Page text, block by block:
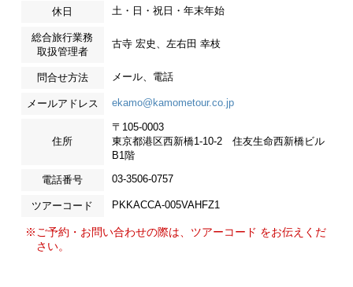
休日 土・日・祝日・年末年始
総合旅行業務
取扱管理者
古寺 宏史、左右田 幸枝
問合せ方法 メール、電話
メールアドレス ekamo@kamometour.co.jp
住所
〒105-0003
東京都港区西新橋1-10-2 住友生命西新橋ビル
B1階
電話番号 03-3506-0757
ツアーコード PKKACCA-005VAHFZ1
※ご予約・お問い合わせの際は、ツアーコード をお伝えくだ
さい。